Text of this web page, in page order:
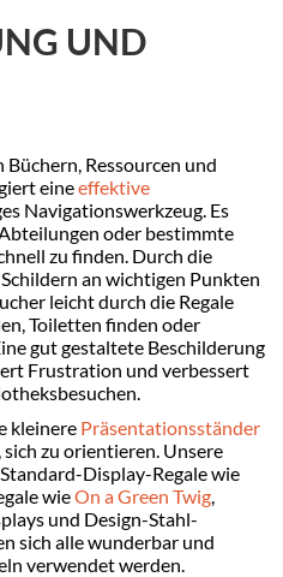
UND
Ressourcen und
eineeffektive
Navigationswerkzeug. Es
oder bestimmte
zu finden. Durch die
an wichtigen Punkten
leicht durch die Regale
Toiletten finden oder
gut gestaltete Beschilderung
Frustration und verbessert
kleinere Präsentationsständer
zu orientieren. Unsere
Display-Regale wie
wieOn a Green Twig,
und Design-Stahl-
sich alle wunderbar und
verwendet werden.